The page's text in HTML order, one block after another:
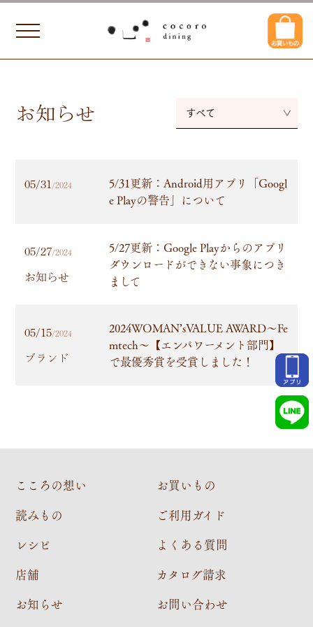
お知らせ すべて
05/31/2024
5/31更新：Android用アプリ「Googl
e Playの警告」について
05/27/2024
お知らせ
5/27更新：Google Playからのアプリ
ダウンロードができない事象につき
まして
05/15/2024
ブランド
2024WOMAN’sVALUE AWARD～Fe
mtech～【エンパワーメント部門】
で最優秀賞を受賞しました！
こころの想い
読みもの
レシピ
店舗
お知らせ
お買いもの
ご利用ガイド
よくある質問
カタログ請求
お問い合わせ